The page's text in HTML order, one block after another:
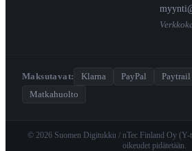
Maksutavat: Klarna PayPal Paytrail
Matkahuolto
© 2026 Suomen Digitukku / nTec Finland Oy
oikeudet pidätetään.